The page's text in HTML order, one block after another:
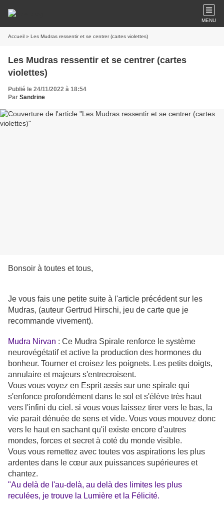
MENU
Accueil » Les Mudras ressentir et se centrer (cartes violettes)
Les Mudras ressentir et se centrer (cartes
violettes)
Publié le 24/11/2022 à 18:54
Par Sandrine
Bonsoir à toutes et tous,
Je vous fais une petite suite à l'article précédent sur les
Mudras, (auteur Gertrud Hirschi, jeu de carte que je
recommande vivement).
Mudra Nirvan : Ce Mudra Spirale renforce le système
neurovégétatif et active la production des hormones du
bonheur. Tourner et croisez les poignets. Les petits doigts,
annulaire et majeurs s'entrecroisent.
Vous vous voyez en Esprit assis sur une spirale qui
s'enfonce profondément dans le sol et s'élève très haut
vers l'infini du ciel. si vous vous laissez tirer vers le bas, la
vie parait dénuée de sens et vide. Vous vous mouvez donc
vers le haut en sachant qu'il existe encore d'autres
mondes, forces et secret à coté du monde visible.
Vous vous remettez avec toutes vos aspirations les plus
ardentes dans le cœur aux puissances supérieures et
chantez.
"Au delà de l'au-delà, au delà des limites les plus
reculées, je trouve la Lumière et la Félicité.